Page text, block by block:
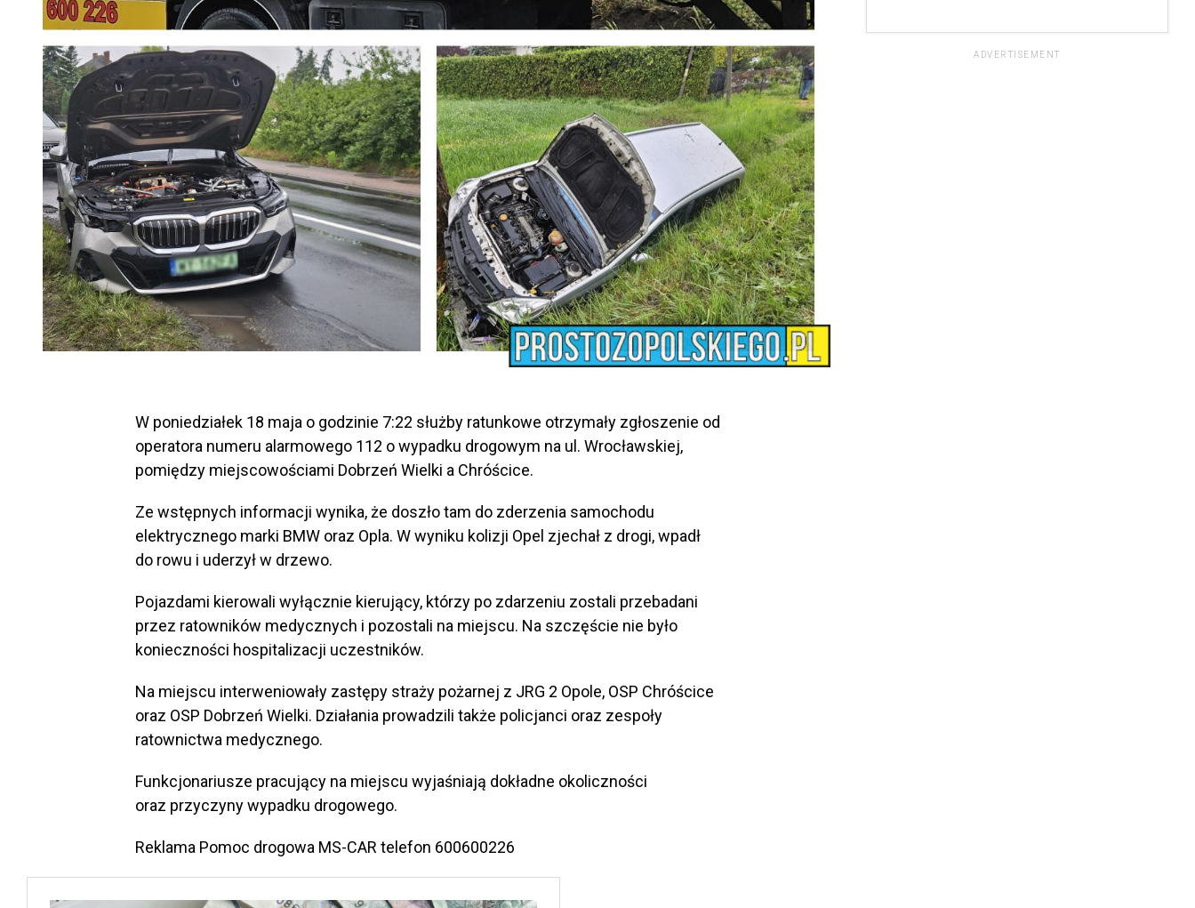
W poniedziałek 18 maja o godzinie 7:22 służby ratunkowe otrzymały zgłoszenie od
operatora numeru alarmowego 112 o wypadku drogowym na ul. Wrocławskiej,
pomiędzy miejscowościami Dobrzeń Wielki a Chróścice.
Ze wstępnych informacji wynika, że doszło tam do zderzenia samochodu
elektrycznego marki BMW oraz Opla. W wyniku kolizji Opel zjechał z drogi, wpadł
do rowu i uderzył w drzewo.
Pojazdami kierowali wyłącznie kierujący, którzy po zdarzeniu zostali przebadani
przez ratowników medycznych i pozostali na miejscu. Na szczęście nie było
konieczności hospitalizacji uczestników.
Na miejscu interweniowały zastępy straży pożarnej z JRG 2 Opole, OSP Chróścice
oraz OSP Dobrzeń Wielki. Działania prowadzili także policjanci oraz zespoły
ratownictwa medycznego.
Funkcjonariusze pracujący na miejscu wyjaśniają dokładne okoliczności
oraz przyczyny wypadku drogowego.
Reklama Pomoc drogowa MS-CAR telefon 600600226
ADVERTISEMENT